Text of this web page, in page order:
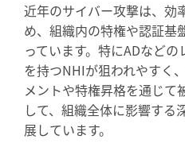
近年のサイバー攻撃は、効
め、組織内の特権や認証基
っています。特にADなど
を持つNHIが狙われやすく
メントや特権昇格を通じて
して、組織全体に影響する
展しています。